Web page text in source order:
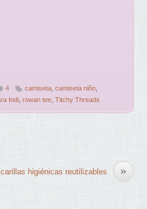
4 camiseta ,camiseta niño
Indi ,rowan tee ,Titchy Threads
»
higiénicas reutilizables